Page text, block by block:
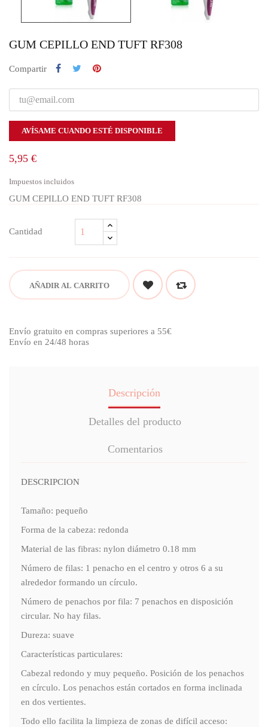
GUM CEPILLO END TUFT RF308
Compartir
AVÍSAME CUANDO ESTÉ DISPONIBLE
5,95 €
Impuestos incluidos
GUM CEPILLO END TUFT RF308
Cantidad
AÑADIR AL CARRITO
Envío gratuito en compras superiores a 55€
Envío en 24/48 horas
Descripción
Detalles del producto
Comentarios
DESCRIPCION
Tamaño: pequeño
Forma de la cabeza: redonda
Material de las fibras: nylon diámetro 0.18 mm
Número de filas: 1 penacho en el centro y otros 6 a su
alrededor formando un círculo.
Número de penachos por fila: 7 penachos en disposición
circular. No hay filas.
Dureza: suave
Características particulares:
Cabezal redondo y muy pequeño. Posición de los penachos
en círculo. Los penachos están cortados en forma inclinada
en dos vertientes.
Todo ello facilita la limpieza de zonas de difícil acceso: